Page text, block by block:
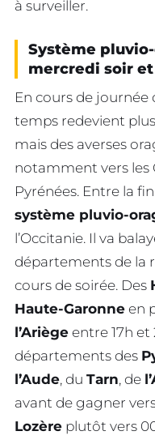
à surveiller.
Système
mercredi soir
En cours de journée
temps redevient
mais des averses
notamment vers les
Pyrénées. Entre la
système pluvio-
l’Occitanie. Il va
départements de la
cours de soirée. Des
Haute-Garonne en
l’Ariège entre 17h et
départements des
l’Aude, du Tarn, de
avant de gagner
Lozère plutôt vers